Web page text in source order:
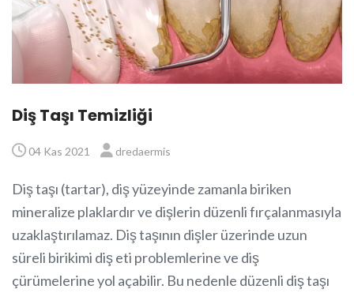
Diş Taşı Temizliği
04 Kas 2021 dredaermis
Diş taşı (tartar), diş yüzeyinde zamanla biriken
mineralize plaklardır ve dişlerin düzenli fırçalanmasıyla
uzaklaştırılamaz. Diş taşının dişler üzerinde uzun
süreli birikimi diş eti problemlerine ve diş
çürümelerine yol açabilir. Bu nedenle düzenli diş taşı